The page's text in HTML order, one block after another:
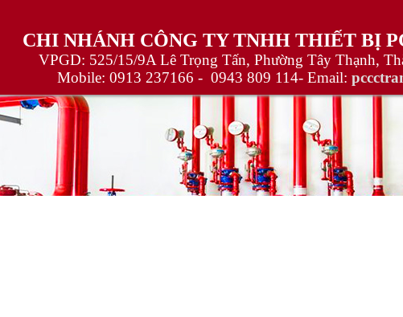
CHI NHÁNH CÔNG TY TNHH THIẾT BỊ
VPGD: 525/15/9A Lê Trọng Tấn, Phường Tây Thạnh,
Mobile: 0913 237166 - 0943 809 114- Email: